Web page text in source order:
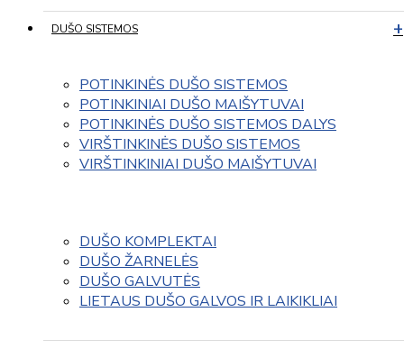
DUŠO SISTEMOS
POTINKINĖS DUŠO SISTEMOS
POTINKINIAI DUŠO MAIŠYTUVAI
POTINKINĖS DUŠO SISTEMOS DALYS
VIRŠTINKINĖS DUŠO SISTEMOS
VIRŠTINKINIAI DUŠO MAIŠYTUVAI
DUŠO KOMPLEKTAI
DUŠO ŽARNELĖS
DUŠO GALVUTĖS
LIETAUS DUŠO GALVOS IR LAIKIKLIAI